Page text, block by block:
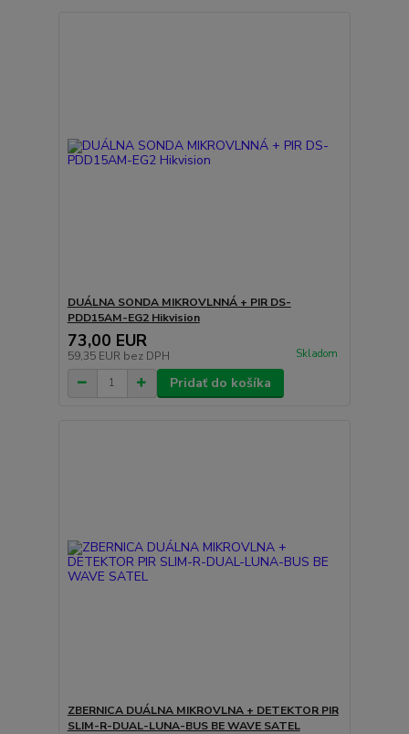
DUÁLNA SONDA MIKROVLNNÁ + PIR DS-
PDD15AM-EG2 Hikvision
73,00 EUR
59,35 EUR bez DPH Skladom
Pridať do košíka
ZBERNICA DUÁLNA MIKROVLNA + DETEKTOR PIR
SLIM-R-DUAL-LUNA-BUS BE WAVE SATEL